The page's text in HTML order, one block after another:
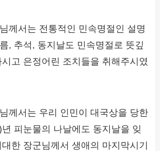
께서는 전통적인 민속명절인 설명
, 추석, 동지날도 민속명절로 뜻깊
고 은정어린 조치들을 취해주시였
께서는 우리 인민이 대국상을 당한
피눈물의 나날에도 동지날을 잊
한 장군님께서 생애의 마지막시기